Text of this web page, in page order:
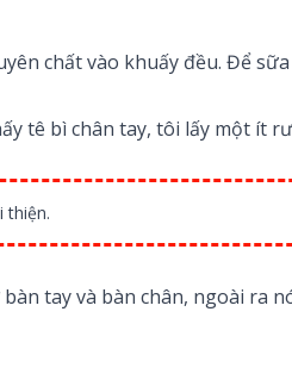
chất vào khuấy đều. Để
tê bì chân tay, tôi lấy một ít
thiện.
tay và bàn chân, ngoài ra